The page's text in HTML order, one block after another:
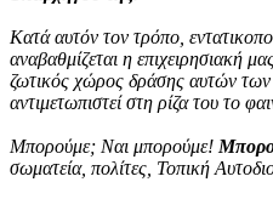
Κατά αυτόν τον τρόπο,
αναβαθμίζεται η επιχειρησιακή
ζωτικός χώρος δράσης αυτών
αντιμετωπιστεί στη ρίζα του το
Μπορούμε; Ναι μπορούμε!
σωματεία, πολίτες, Τοπική